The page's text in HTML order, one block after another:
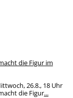
die Figur im
26.8., 18 Uhr
die Figur...